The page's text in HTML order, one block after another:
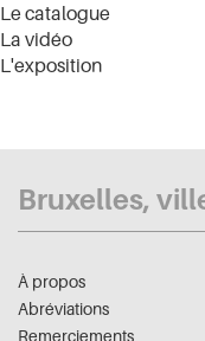
Le catalogue
La vidéo
L'exposition
Bruxelles,
À propos
Abréviations
Remerciements